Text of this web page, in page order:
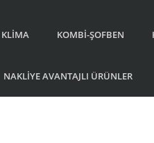
KLİMA KOMBİ-ŞOFBEN
NAKLİYE AVANTAJLI ÜRÜNLER